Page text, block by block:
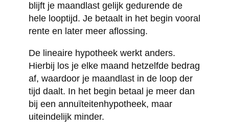
blijft je maandlast gelijk gedurende de
hele looptijd. Je betaalt in het begin vooral
rente en later meer aflossing.
De lineaire hypotheek werkt anders.
Hierbij los je elke maand hetzelfde bedrag
af, waardoor je maandlast in de loop der
tijd daalt. In het begin betaal je meer dan
bij een annuïteitenhypotheek, maar
uiteindelijk minder.